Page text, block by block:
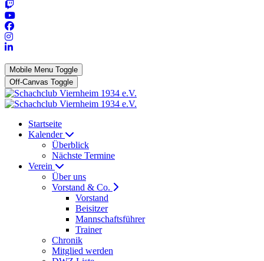
Mobile Menu Toggle
Off-Canvas Toggle
Startseite
Kalender
Überblick
Nächste Termine
Verein
Über uns
Vorstand & Co.
Vorstand
Beisitzer
Mannschaftsführer
Trainer
Chronik
Mitglied werden